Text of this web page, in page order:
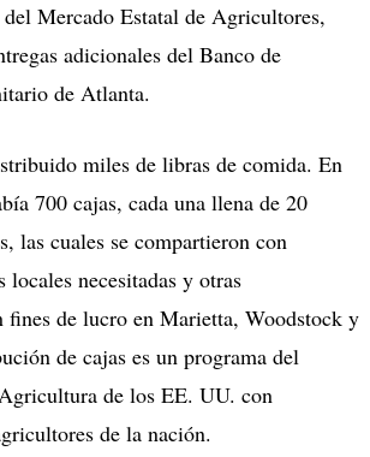
Mercado Estatal de Agricultores,
adicionales del Banco de
de Atlanta.
miles de libras de comida. En
700 cajas, cada una llena de 20
las cuales se compartieron con
necesitadas y otras
fines de lucro en Marietta, Woodstock y
de cajas es un programa del
de los EE. UU. con
de la nación.